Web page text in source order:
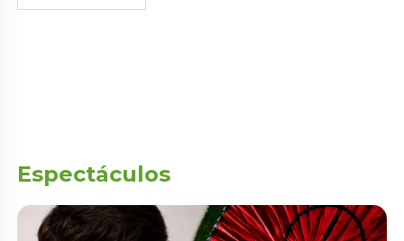
Espectáculos